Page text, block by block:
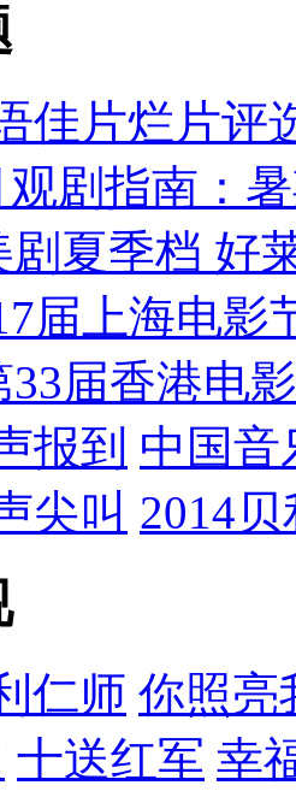
佳片烂片评
观剧指南：
剧夏季档 好
届上海电影
33届香港电
报到 中国音
尖叫 2014
仁师 你照亮
十送红军 幸